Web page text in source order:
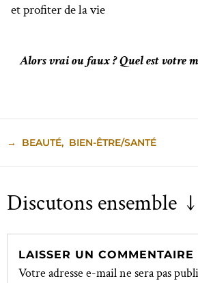
et profiter de la vie
Alors vrai ou faux ? Quel est votre
→ BEAUTÉ, BIEN-ÊTRE/SANTÉ
Discutons ensemble ↓
LAISSER UN COMMENTAIRE
Votre adresse e-mail ne sera pas